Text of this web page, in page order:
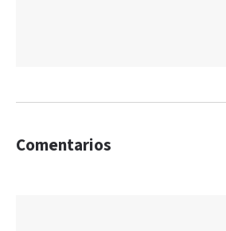
Comentarios